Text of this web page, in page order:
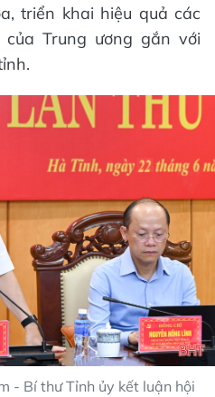
triển khai hiệu quả các
Trung ương gắn với
- Bí thư Tỉnh ủy kết luận hội